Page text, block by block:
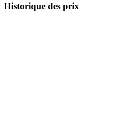
Historique des prix